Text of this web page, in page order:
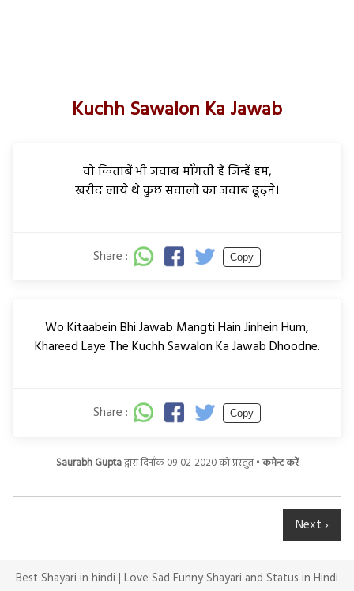
Kuchh Sawalon Ka Jawab
वो किताबें भी जवाब माँगती हैं जिन्हें हम,
खरीद लाये थे कुछ सवालों का जवाब ढूढ़ने।
Share : Copy
Wo Kitaabein Bhi Jawab Mangti Hain Jinhein Hum,
Khareed Laye The Kuchh Sawalon Ka Jawab Dhoodne.
Share : Copy
Saurabh Guptaद्वारा दिनाँक 09-02-2020 को प्रस्तुत •कमेन्ट करें
Next ›
Best Shayari in hindi | Love Sad Funny Shayari and Status in Hindi